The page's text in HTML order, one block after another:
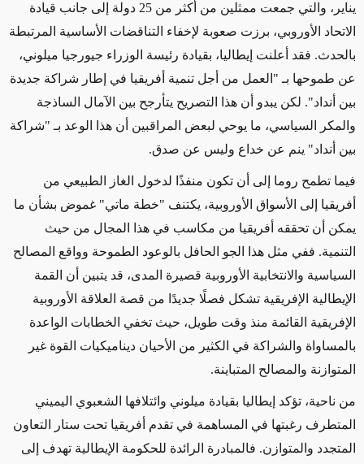
يناير، والتي جمعت ممثلين من أكثر
من 25 دولة إلى جانب قيادة
الاتحاد الأوروبي، برزت صعوبة لإخفاء التناقضات الأساسية المرتبطة
بالحدث. فقد أعلنت إيطاليا، بقيادة رئيسة الوزراء جيورجيا ميلوني،
عن طموحها بـ "العمل من أجل تنمية أفريقيا في إطار شراكة جديدة
بين أنداد". لكن يبدو أن هذا التصريح يتأرجح بين الآمال الساذجة
والمكر السياسي، ما يوحي لبعض المراقبين أن هذا الوعد بـ "شراكة
بين أنداد" ينم عن خداع وليس عن صدق.
فيما تطمح روما إلى أن تكون منفذًا لدخول الغاز الطبيعي من
أفريقيا إلى الأسواق الأوروبية، يكتنف "خطة ماتي" غموض بشأن ما
يمكن أن تحققه أفريقيا من مكاسب في هذا المجال من حيث
التنمية. ففي مثل هذا الجو الحافل بالوعود الطموحة وواقع المصالح
السياسية والانتخابية الأوروبية قصيرة المدى، قد يتبين أن القمة
الإيطالية الإفريقية تشكل فصلًا جديدًا من قصة العلاقة الأوروبية
الإفريقية القائمة منذ وقت طويل، حيث تخفي الخطابات الواعدة
بالمساواة والشراكة في الكثير من الأحيان ديناميكيات القوة غير
المتوازنة والمصالح المتباينة.
من ناحية، تؤكد إيطاليا بقيادة ميلوني وائتلافها الشعبوي اليميني
المتطرف رغبتها في المساهمة في تقدم أفريقيا تحت ستار التعاون
المتجدد والمتوازن. فالمبادرة الرائدة للحكومة الإيطالية تهدف إلى